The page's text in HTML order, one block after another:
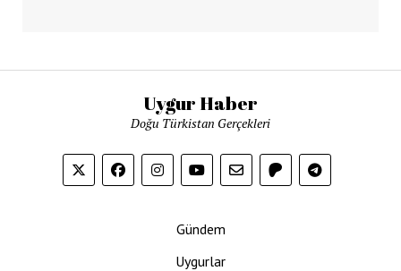
Uygur Haber
Doğu Türkistan Gerçekleri
Gündem
Uygurlar